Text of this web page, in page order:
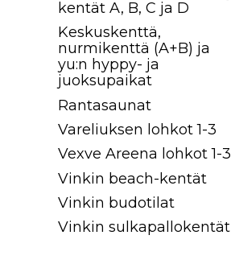
kentät A, B, C ja D
Keskuskenttä,
nurmikenttä (A+B) ja
yu:n hyppy- ja
juoksupaikat
Rantasaunat
Vareliuksen lohkot 1-3
Vexve Areena lohkot 1-3
Vinkin beach-kentät
Vinkin budotilat
Vinkin sulkapallokentät